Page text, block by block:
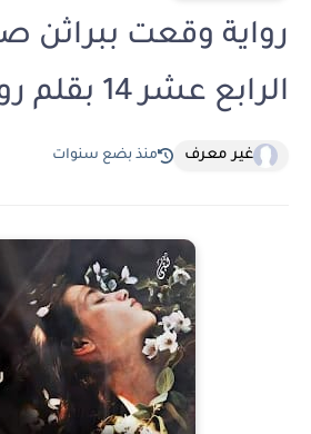
رواية وقعت ببراثن
الرابع عشر 14 بقلم رونا فؤاد
غير معرف منذ بضع سنوات